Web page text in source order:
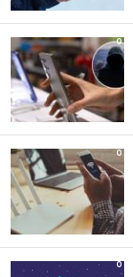
0
0
0